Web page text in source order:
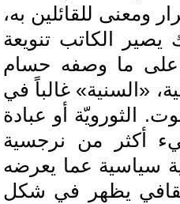
ومعنى للقائلين به،
الكاتب تنويعة
على ما وصفه حسام
«السنية» غالباً في
الثورويّة أو عبادة
أكثر من نرجسية
سياسية عما يعرضه
ثقافي يظهر في شكل